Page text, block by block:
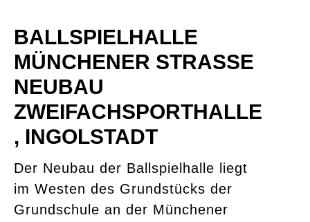
BALLSPIELHALLE
MÜNCHENER STRASSE
NEUBAU
ZWEIFACHSPORTHALLE
, INGOLSTADT
Der Neubau der Ballspielhalle liegt
im Westen des Grundstücks der
Grundschule an der Münchener